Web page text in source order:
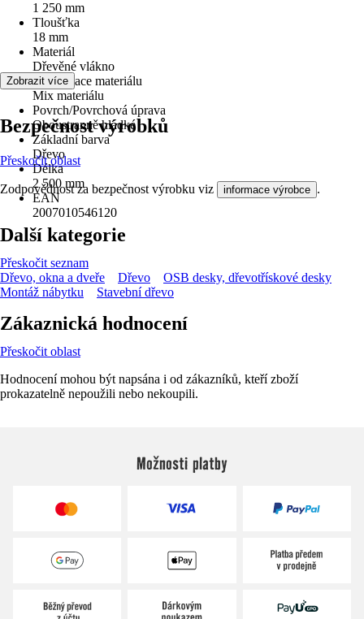
1 250 mm
Tloušťka
18 mm
Materiál
Dřevěné vlákno
Specifikace materiálu
Mix materiálu
Povrch/Povrchová úprava
Oboustranně hladké
Základní barva
Dřevo
Délka
2 500 mm
EAN
2007010546120
Zobrazit více
Bezpečnost výrobků
Přeskočit oblast
Zodpovědnost za bezpečnost výrobku viz informace výrobce .
Další kategorie
Přeskočit seznam
Dřevo, okna a dveře
Dřevo
OSB desky, dřevotřískové desky
Montáž nábytku
Stavební dřevo
Zákaznická hodnocení
Přeskočit oblast
Hodnocení mohou být napsána i od zákazníků, kteří zboží
prokazatelně nepoužili nebo nekoupili.
Možnosti platby